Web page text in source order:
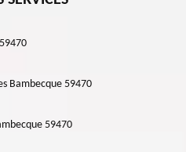
Bambecque 59470
59470